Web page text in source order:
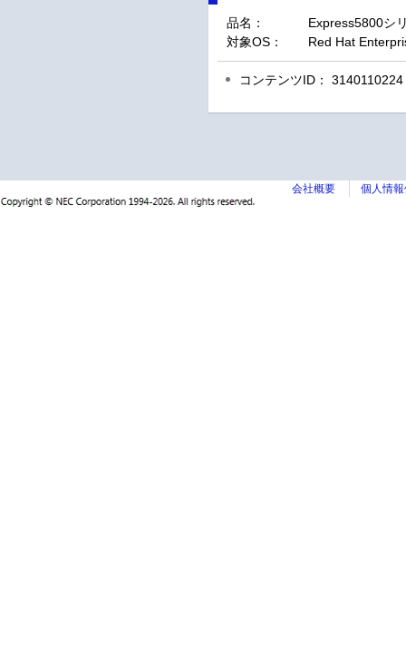
品名：
Express5800シ
対象OS：
Red Hat
コンテンツID： 3140110224
会社概要 個人情